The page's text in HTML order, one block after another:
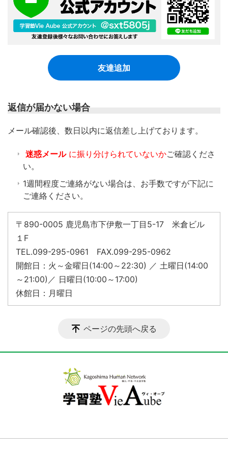
友達追加
返信が届かない場合
​メール確認後、数日以内に返信差し上げております。
迷惑メール に振り分けられていないかご確認くださ
い。
1週間程度ご連絡がない場合は、お手数ですが下記に
ご連絡ください。
〒890-0005 鹿児島市下伊敷一丁目5-17 米倉ビル
１F
TEL.099-295-0961 FAX.099-295-0962
開館日：火～金曜日(14:00～22:30) ／ 土曜日(14:00
～21:00)／ 日曜日(10:00～17:00)
休館日：月曜日
ページの先頭へ戻る